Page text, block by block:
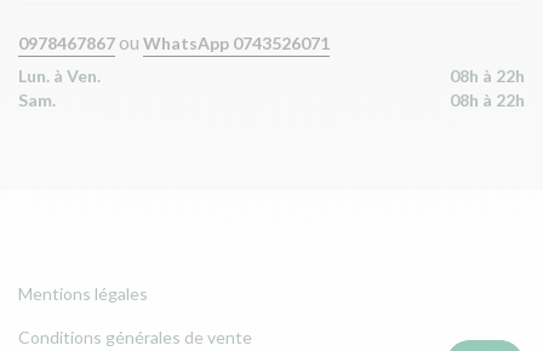
0978467867 ou WhatsApp 0743526071
Lun. à Ven.
08h à 22h
Sam.
08h à 22h
Mentions légales
Conditions générales de vente